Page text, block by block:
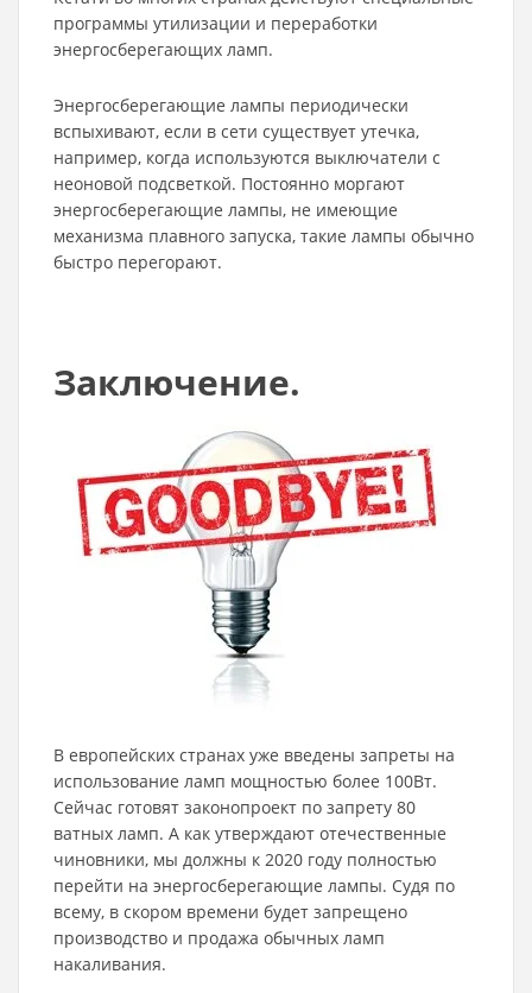
программы утилизации и переработки
энергосберегающих ламп.
Энергосберегающие лампы периодически
вспыхивают, если в сети существует утечка,
например, когда используются выключатели с
неоновой подсветкой. Постоянно моргают
энергосберегающие лампы, не имеющие
механизма плавного запуска, такие лампы обычно
быстро перегорают.
Заключение.
В европейских странах уже введены запреты на
использование ламп мощностью более 100Вт.
Сейчас готовят законопроект по запрету 80
ватных ламп. А как утверждают отечественные
чиновники, мы должны к 2020 году полностью
перейти на энергосберегающие лампы. Судя по
всему, в скором времени будет запрещено
производство и продажа обычных ламп
накаливания.